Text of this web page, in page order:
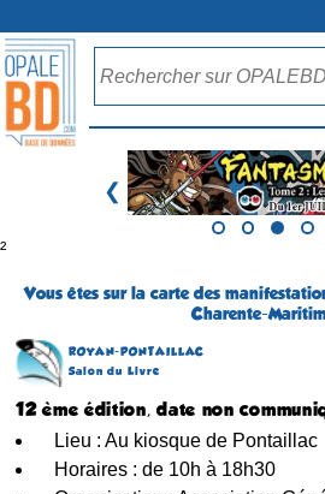
❮
²
Vous êtes sur la carte des
Charente-
ROYAN-PONTAILLAC
Salon du Livre
12 ème édition, date non
Lieu : Au kiosque de Pontaillac
Horaires : de 10h à 18h30